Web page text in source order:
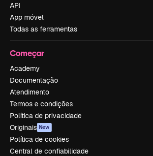
API
App móvel
Todas as ferramentas
Começar
Academy
Documentação
Atendimento
Termos e condições
Política de privacidade
Originais New
Política de cookies
Central de confiabilidade